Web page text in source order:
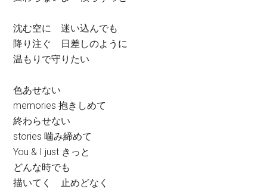
沈む空に 迷い込んでも
降り注ぐ 日差しのように
温もりで守りたい
色あせない
memories 抱きしめて
終わらせない
stories 噛み締めて
You & I just きっと
どんな時でも
描いてく 止めどなく